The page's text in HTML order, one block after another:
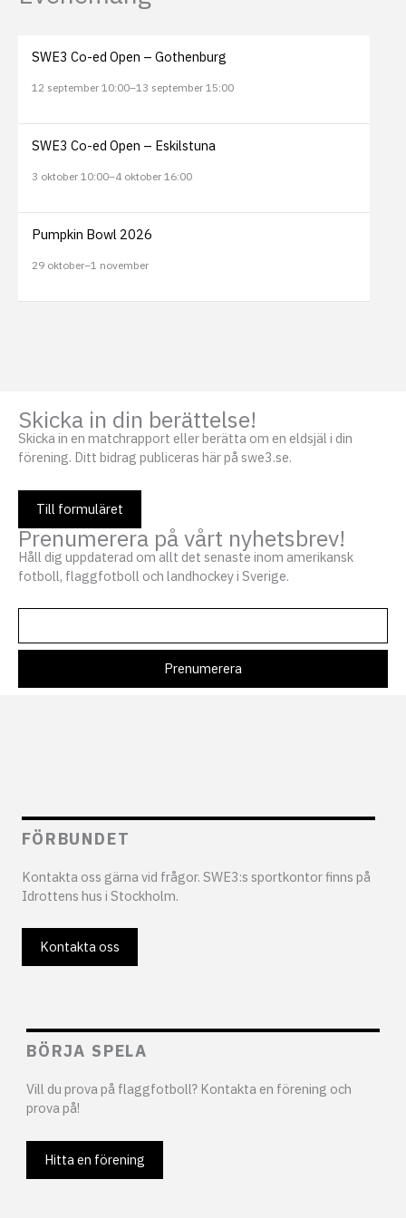
SWE3 Co-ed Open – Gothenburg
12 september 10:00–13 september 15:00
SWE3 Co-ed Open – Eskilstuna
3 oktober 10:00–4 oktober 16:00
Pumpkin Bowl 2026
29 oktober–1 november
Skicka in din berättelse!
Skicka in en matchrapport eller berätta om en eldsjäl i din
förening. Ditt bidrag publiceras här på swe3.se.
Till formuläret
Prenumerera på vårt nyhetsbrev!
Håll dig uppdaterad om allt det senaste inom amerikansk
fotboll, flaggfotboll och landhockey i Sverige.
FÖRBUNDET
Kontakta oss gärna vid frågor. SWE3:s sportkontor finns på
Idrottens hus i Stockholm.
Kontakta oss
BÖRJA SPELA
Vill du prova på flaggfotboll? Kontakta en förening och
prova på!
Hitta en förening